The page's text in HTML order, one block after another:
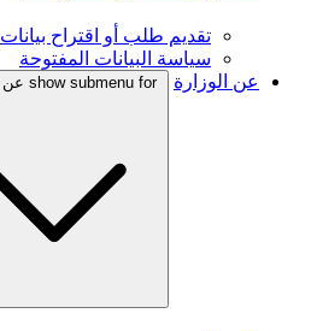
تقديم طلب أو اقتراح بيانات
سياسة البيانات المفتوحة
عن الوزارة
show submenu for عن الوزارة